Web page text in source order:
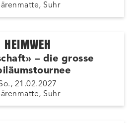
Suhr
HEIMWEH
– die grosse
21.02.2027
Suhr